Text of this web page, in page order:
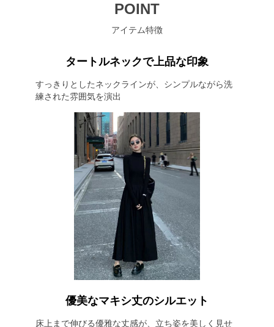
POINT
アイテム特徴
タートルネックで上品な印象
すっきりとしたネックラインが、シンプルながら洗
練された雰囲気を演出
優美なマキシ丈のシルエット
床上まで伸びる優雅な丈感が、立ち姿を美しく見せ